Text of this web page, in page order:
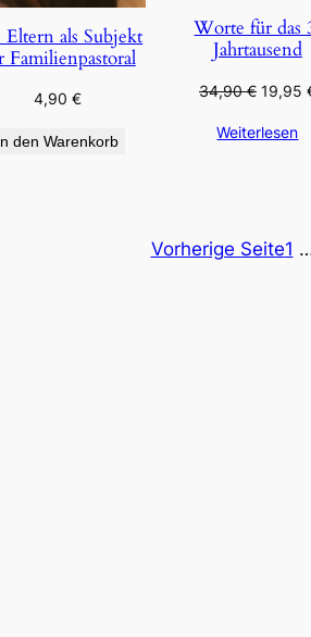
als Subjekt
Familienpastoral
4,90 €
den Warenkorb
Worte für das
Jahrtausend
34,90€
war:
19,95
Weiterlesen
Vorherige Seite1